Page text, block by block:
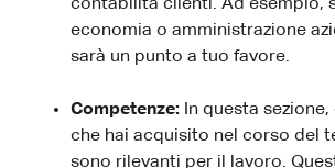
contabilità clienti. Ad esempio,
economia o amministrazione
sarà un punto a tuo favore.
Competenze: In questa
che hai acquisito nel corso del
sono rilevanti per il lavoro.